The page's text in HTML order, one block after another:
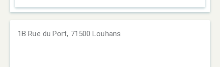
1B Rue du Port, 71500 Louhans